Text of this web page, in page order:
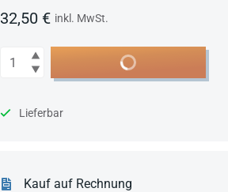
32,50 € inkl. MwSt.
Anzahl In den Warenkorb
Lieferbar
Kauf auf Rechnung